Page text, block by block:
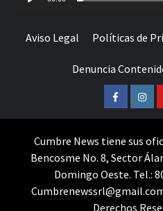
Aviso Legal Políticas de
Denuncia
Facebook
Cumbre News tiene sus
Bencosme No. 8, Sector
Domingo Oeste. Tel.:
Derechos